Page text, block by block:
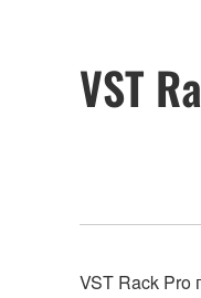
VST
VST Rack Pro